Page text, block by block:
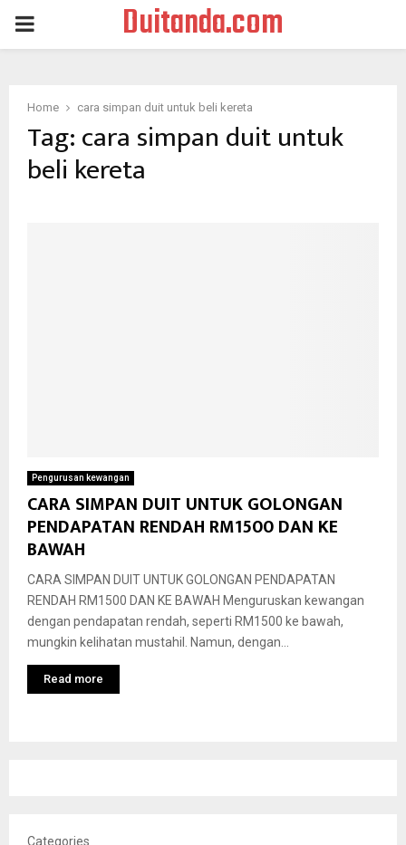
PRIMARY
Duitanda.com
Home cara simpan duit untuk beli kereta
Tag:cara simpan duit untuk
beli kereta
Pengurusan kewangan
CARA SIMPAN DUIT UNTUK GOLONGAN
PENDAPATAN RENDAH RM1500 DAN KE
BAWAH
CARA SIMPAN DUIT UNTUK GOLONGAN PENDAPATAN
RENDAH RM1500 DAN KE BAWAH Menguruskan kewangan
dengan pendapatan rendah, seperti RM1500 ke bawah,
mungkin kelihatan mustahil. Namun, dengan...
Read more
Categories